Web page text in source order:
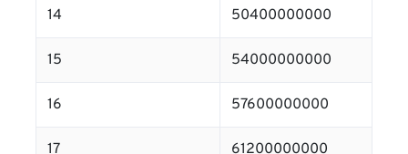
14 50400000000
15 54000000000
16 57600000000
17 61200000000